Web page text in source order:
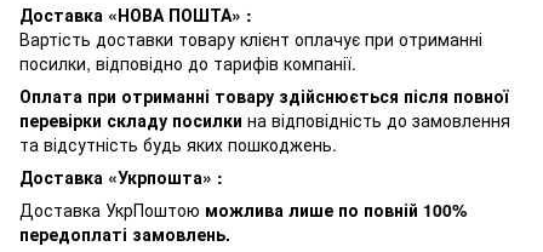
Доставка «НОВА ПОШТА» :
Вартість доставки товару клієнт оплачує при отриманні
посилки, відповідно до тарифів компанії.
Оплата при отриманні товару здійснюється після повної
перевірки складу посилки на відповідність до замовлення
та відсутність будь яких пошкоджень.
Доставка «Укрпошта» :
Доставка УкрПоштою можлива лише по повній 100%
передоплаті замовлень.